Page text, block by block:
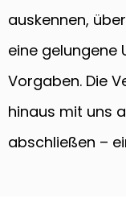
auskennen,
eine gelungene
Vorgaben. Die
hinaus mit uns
abschließen –